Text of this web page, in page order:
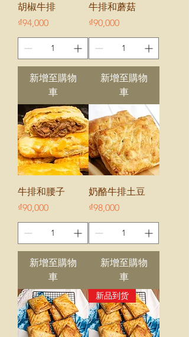
胡椒牛排
價格
₫94,000
新增至購物
車
牛排和蘑菇
價格
₫90,000
新增至購物
車
牛排和腰子
價格
₫90,000
新增至購物
車
奶酪牛排土豆
價格
₫98,000
新增至購物
車
新品到货